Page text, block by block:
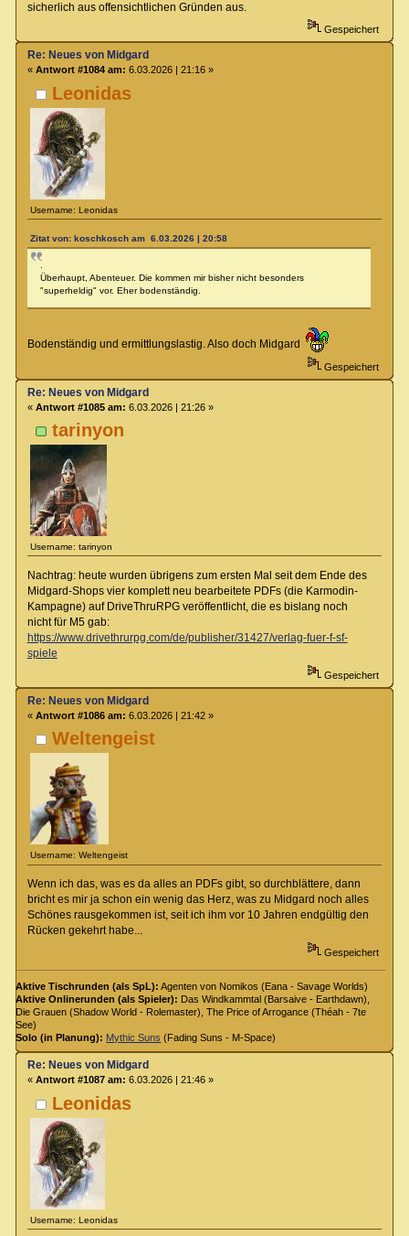
sicherlich aus offensichtlichen Gründen aus.
Gespeichert
Leonidas
Username: Leonidas
Re: Neues von Midgard
« Antwort #1084 am: 6.03.2026 | 21:16 »
Zitat von: koschkosch am 6.03.2026 | 20:58
.
Überhaupt, Abenteuer. Die kommen mir bisher nicht besonders
"superheldig" vor. Eher bodenständig.
Bodenständig und ermittlungslastig. Also doch Midgard
Gespeichert
tarinyon
Username: tarinyon
Re: Neues von Midgard
« Antwort #1085 am: 6.03.2026 | 21:26 »
Nachtrag: heute wurden übrigens zum ersten Mal seit dem Ende des
Midgard-Shops vier komplett neu bearbeitete PDFs (die Karmodin-
Kampagne) auf DriveThruRPG veröffentlicht, die es bislang noch
nicht für M5 gab:
https://www.drivethrurpg.com/de/publisher/31427/verlag-fuer-f-sf-
spiele
Gespeichert
Weltengeist
Username: Weltengeist
Re: Neues von Midgard
« Antwort #1086 am: 6.03.2026 | 21:42 »
Wenn ich das, was es da alles an PDFs gibt, so durchblättere, dann
bricht es mir ja schon ein wenig das Herz, was zu Midgard noch alles
Schönes rausgekommen ist, seit ich ihm vor 10 Jahren endgültig den
Rücken gekehrt habe...
Gespeichert
Aktive Tischrunden (als SpL): Agenten von Nomikos (Eana - Savage Worlds)
Aktive Onlinerunden (als Spieler): Das Windkammtal (Barsaive - Earthdawn),
Die Grauen (Shadow World - Rolemaster), The Price of Arrogance (Théah - 7te
See)
Solo (in Planung): Mythic Suns (Fading Suns - M-Space)
Leonidas
Username: Leonidas
Re: Neues von Midgard
« Antwort #1087 am: 6.03.2026 | 21:46 »